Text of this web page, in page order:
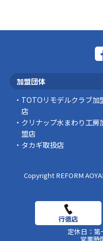
加盟団体
TOTOリモデルクラブ加
店
クリナップ水まわり工房
盟店
タカギ取扱店
Copyright REFORM
定休日：第
営業時